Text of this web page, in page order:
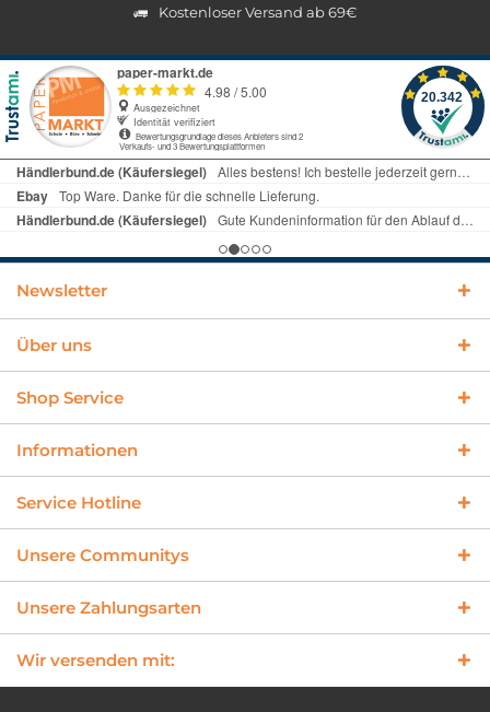
Kostenloser Versand ab 69€
Newsletter
Über uns
Shop Service
Informationen
Service Hotline
Unsere Communitys
Unsere Zahlungsarten
Wir versenden mit: